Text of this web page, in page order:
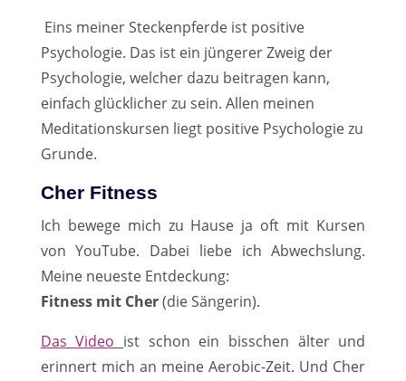
Eins meiner Steckenpferde ist positive
Psychologie. Das ist ein jüngerer Zweig der
Psychologie, welcher dazu beitragen kann,
einfach glücklicher zu sein. Allen meinen
Meditationskursen liegt positive Psychologie zu
Grunde.
Cher Fitness
Ich bewege mich zu Hause ja oft mit Kursen
von YouTube. Dabei liebe ich Abwechslung.
Meine neueste Entdeckung:
Fitness mit Cher(die Sängerin).
Das Video ist schon ein bisschen älter und
erinnert mich an meine Aerobic-Zeit. Und Cher